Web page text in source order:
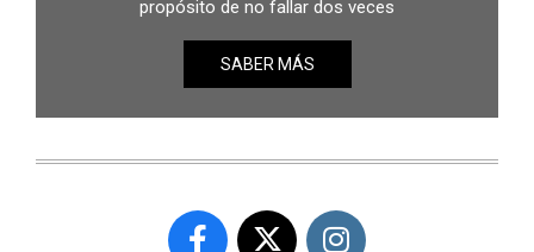
propósito de no fallar dos veces
SABER MÁS